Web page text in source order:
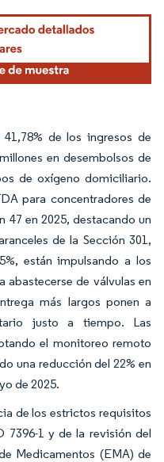
de los ingresos de
en desembolsos de
de oxígeno domiciliario.
para concentradores de
47 en 2025, destacando un
de la Sección 301,
están impulsando a los
abastecerse de válvulas en
más largos ponen a
justo a tiempo. Las
el monitoreo remoto
una reducción del 22% en
de 2025.
de los estrictos requisitos
7396-1 y de la revisión del
Medicamentos (EMA) de